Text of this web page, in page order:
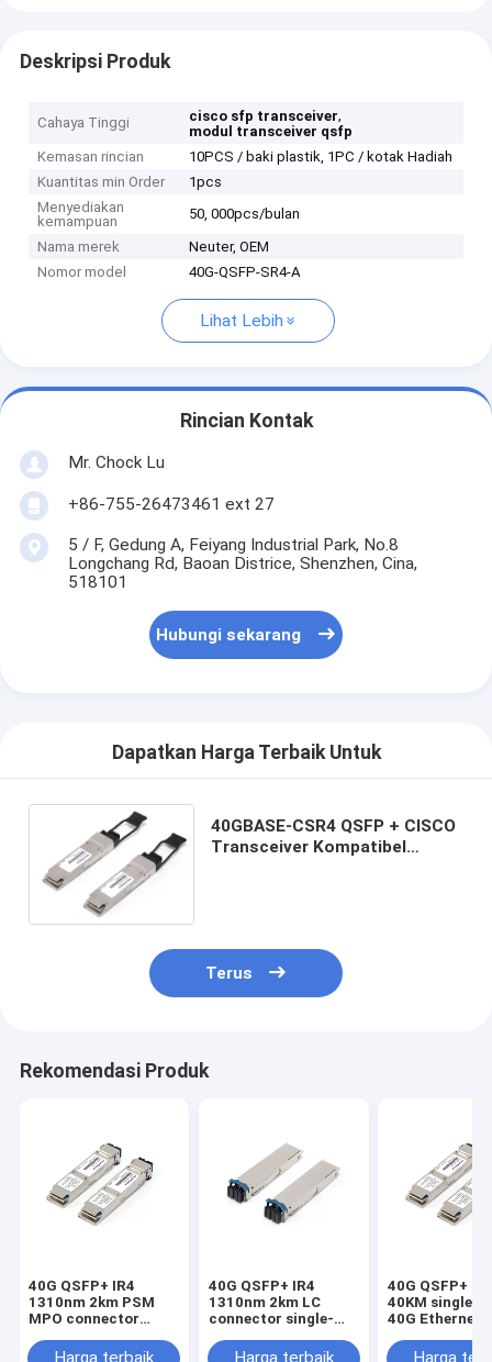
Deskripsi Produk
Cahaya Tinggi cisco sfp transceiver,
modul transceiver qsfp
Kemasan rincian
10PCS / baki plastik, 1PC / kotak Hadiah
Kuantitas min Order
1pcs
Menyediakan
kemampuan
50, 000pcs/bulan
Nama merek
Neuter, OEM
Nomor model
40G-QSFP-SR4-A
Lihat Lebih
Rincian Kontak
Mr. Chock Lu
+86-755-26473461 ext 27
5 / F, Gedung A, Feiyang Industrial Park, No.8
Longchang Rd, Baoan Districe, Shenzhen, Cina,
518101
Hubungi sekarang
Dapatkan Harga Terbaik Untuk
40GBASE-CSR4 QSFP + CISCO
Transceiver Kompatibel
Terus
Rekomendasi Produk
40G QSFP+ IR4
1310nm 2km PSM
MPO connector
Ethernet/ Infiniband
40G QSFP+ IR4
1310nm 2km LC
connector single-
Infiniband QDR
40G QSFP+
40KM single-
40G Ethernet/
and SDR/Data